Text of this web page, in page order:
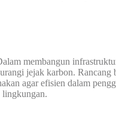
membangun
jejak karbon. Rancang
agar efisien dalam
lingkungan.